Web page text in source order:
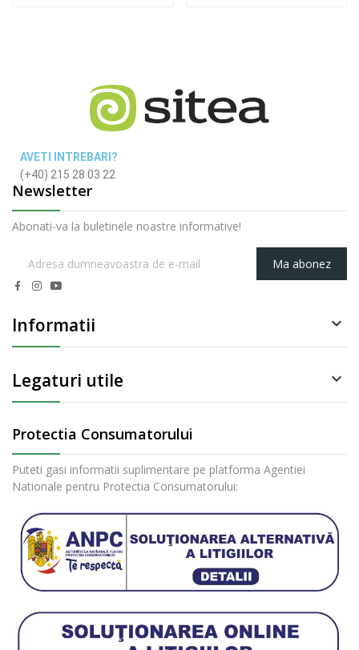
AVETI INTREBARI?
(+40) 215 28 03 22
Newsletter
Abonati-va la buletinele noastre informative!
Ma abonez
Informatii 
Legaturi utile 
Protectia Consumatorului
Puteti gasi informatii suplimentare pe platforma Agentiei
Nationale pentru Protectia Consumatorului: